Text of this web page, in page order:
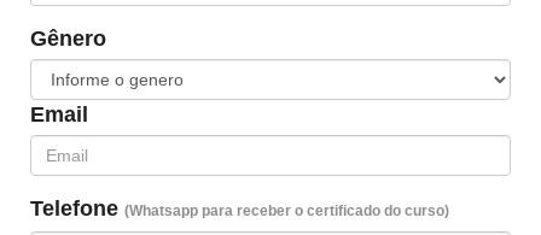
Gênero
Email
Telefone (Whatsapp para receber o certificado do curso)